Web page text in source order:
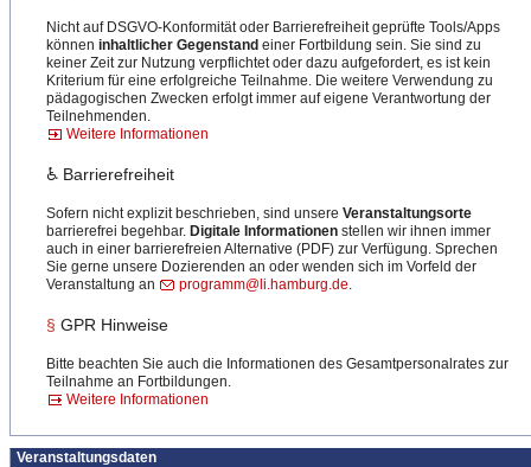
Nicht auf DSGVO-Konformität oder Barrierefreiheit geprüfte Tools/Apps
können inhaltlicher Gegenstand einer Fortbildung sein. Sie sind zu
keiner Zeit zur Nutzung verpflichtet oder dazu aufgefordert, es ist kein
Kriterium für eine erfolgreiche Teilnahme. Die weitere Verwendung zu
pädagogischen Zwecken erfolgt immer auf eigene Verantwortung der
Teilnehmenden.
Weitere Informationen
♿ Barrierefreiheit
Sofern nicht explizit beschrieben, sind unsere Veranstaltungsorte
barrierefrei begehbar. Digitale Informationen stellen wir ihnen immer
auch in einer barrierefreien Alternative (PDF) zur Verfügung. Sprechen
Sie gerne unsere Dozierenden an oder wenden sich im Vorfeld der
Veranstaltung an
programm@li.hamburg.de.
§ GPR Hinweise
Bitte beachten Sie auch die Informationen des Gesamtpersonalrates zur
Teilnahme an Fortbildungen.
Weitere Informationen
Veranstaltungsdaten